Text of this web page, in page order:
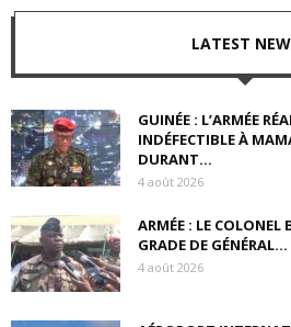
LATEST
GUINÉE : L’ARMÉE
INDÉFECTIBLE À
DURANT...
4 août 2026
ARMÉE : LE COLONEL
GRADE DE GÉNÉRAL...
4 août 2026